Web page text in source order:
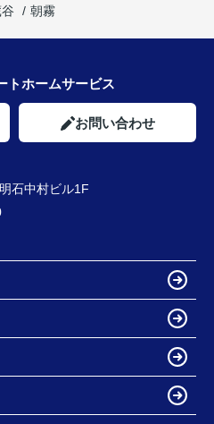
朝霧
トホームサービス
お問い合わせ
石中村ビル1F